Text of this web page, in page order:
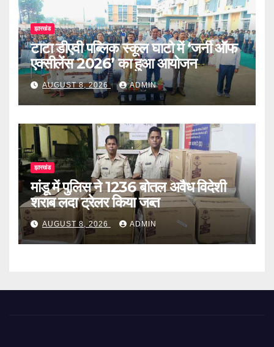
झारखंड
टाटा डीएवी पब्लिक स्कूल घाटो में ‘जर्नी ऑफ
एक्सीलेंस 2026’ का हुआ आयोजन
AUGUST 8, 2026 ADMIN
झारखंड
मांडू में पुलिस ने 1236 बोतल अवैध विदेशी
शराब लदा ट्रेलर किया जब्त
AUGUST 8, 2026 ADMIN